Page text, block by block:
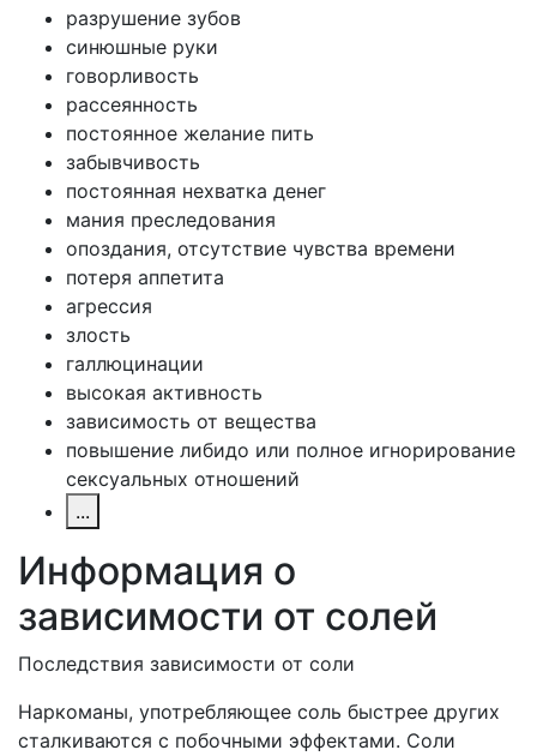
разрушение зубов
синюшные руки
говорливость
рассеянность
постоянное желание пить
забывчивость
постоянная нехватка денег
мания преследования
опоздания, отсутствие чувства времени
потеря аппетита
агрессия
злость
галлюцинации
высокая активность
зависимость от вещества
повышение либидо или полное игнорирование
сексуальных отношений
...
Информация о
зависимости от солей
Последствия зависимости от соли
Наркоманы, употребляющее соль быстрее других
сталкиваются с побочными эффектами. Соли